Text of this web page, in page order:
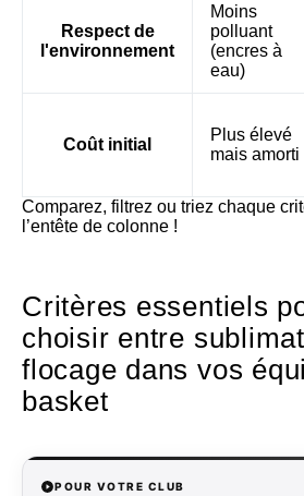
Respect de
l'environnement
Moins
polluant
(encres à
eau)
Coût initial
Plus élevé
mais amorti
Comparez, filtrez ou triez chaque
l’entête de colonne !
Critères essentiels
choisir entre
flocage dans vos
basket
POUR VOTRE CLUB